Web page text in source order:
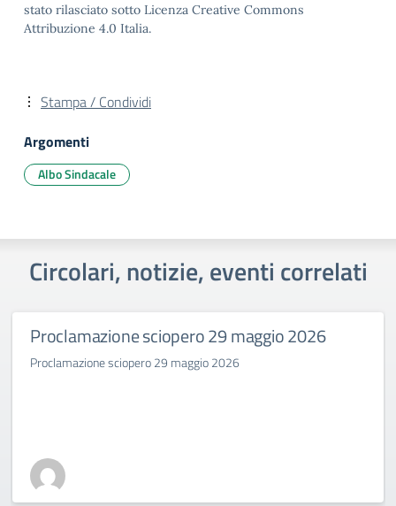
stato rilasciato sotto Licenza Creative Commons
Attribuzione 4.0 Italia.
Stampa / Condividi
Argomenti
Albo Sindacale
Circolari, notizie, eventi correlati
Proclamazione sciopero 29 maggio 2026
Proclamazione sciopero 29 maggio 2026